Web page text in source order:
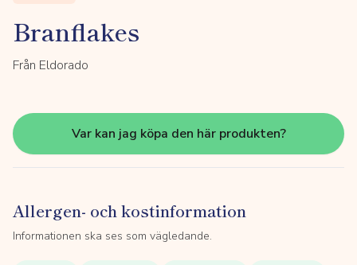
Branflakes
Från Eldorado
Var kan jag köpa den här produkten?
Allergen- och kostinformation
Informationen ska ses som vägledande.